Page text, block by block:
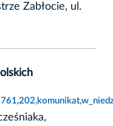
Zabłocie, ul.